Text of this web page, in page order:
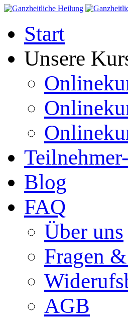
Start
Unsere
Blog
FAQ
Über uns
Fragen
AGB